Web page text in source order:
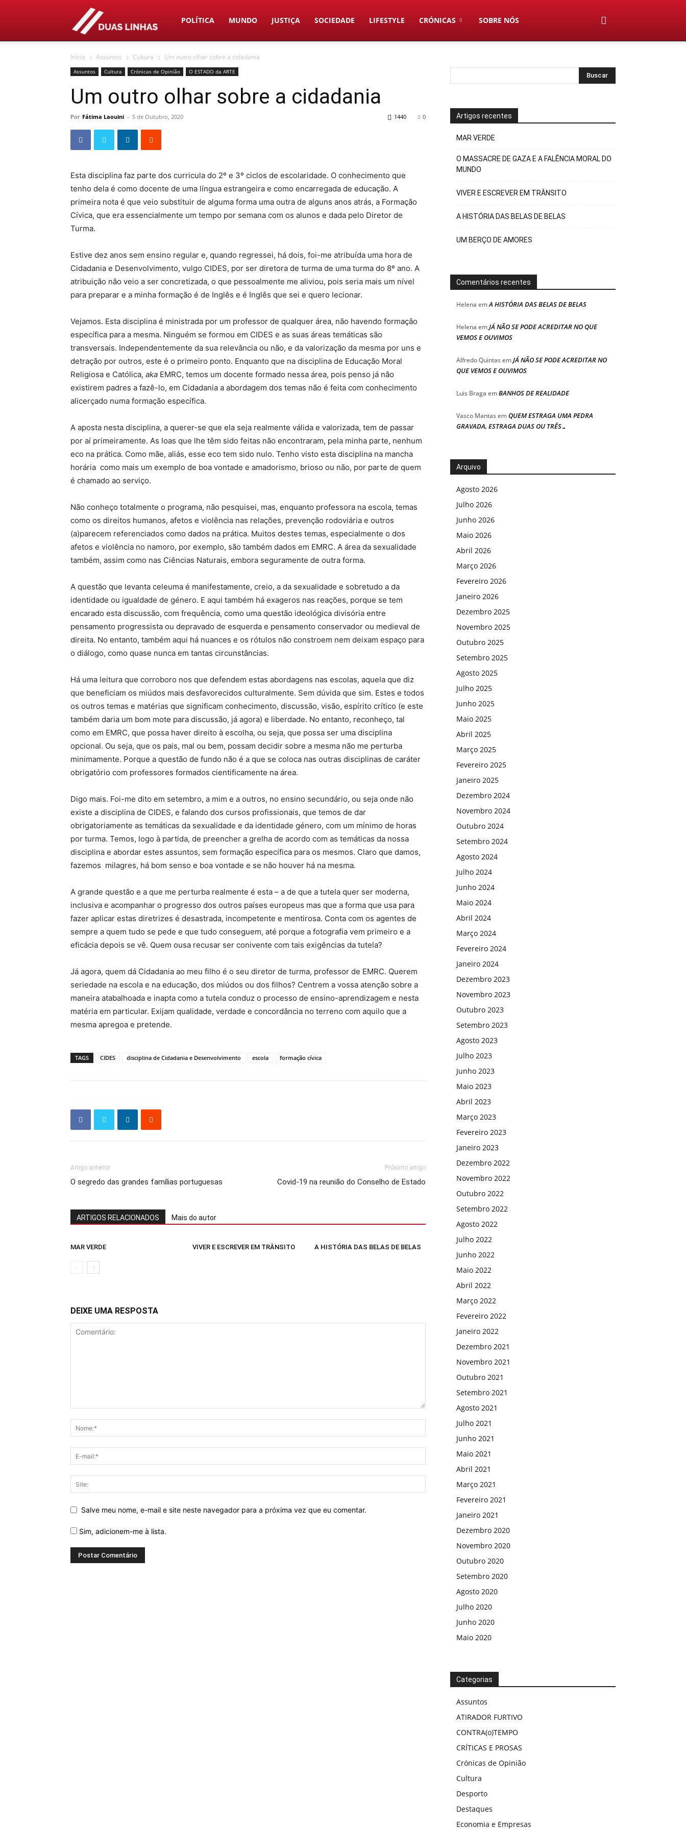
Duas
Linhas
POLÍTICA MUNDO JUSTIÇA SOCIEDADE LIFESTYLE CRÓNICAS SOBRE NÓS
Início Assuntos Cultura Um outro olhar sobre a cidadania
Assuntos Cultura Crónicas de Opinião O ESTADO da ARTE
Um outro olhar sobre a cidadania
Por Fátima Laouini - 5 de Outubro, 2020 0
1440
Esta disciplina faz parte dos curricula do 2º e 3º ciclos de escolaridade. O conhecimento que
tenho dela é como docente de uma língua estrangeira e como encarregada de educação. A
primeira nota é que veio substituir de alguma forma uma outra de alguns anos atrás, a Formação
Cívica, que era essencialmente um tempo por semana com os alunos e dada pelo Diretor de
Turma.
Estive dez anos sem ensino regular e, quando regressei, há dois, foi-me atribuída uma hora de
Cidadania e Desenvolvimento, vulgo CIDES, por ser diretora de turma de uma turma do 8º ano. A
atribuição não veio a ser concretizada, o que pessoalmente me aliviou, pois seria mais um nível
para preparar e a minha formação é de Inglês e é Inglês que sei e quero lecionar.
Vejamos. Esta disciplina é ministrada por um professor de qualquer área, não havendo formação
específica para a mesma. Ninguém se formou em CIDES e as suas áreas temáticas são
transversais. Independentemente da sua relevância ou não, e da valorização da mesma por uns e
detração por outros, este é o primeiro ponto. Enquanto que na disciplina de Educação Moral
Religiosa e Católica, aka EMRC, temos um docente formado nessa área, pois penso já não
existirem padres a fazê-lo, em Cidadania a abordagem dos temas não é feita com conhecimento
alicerçado numa formação específica.
A aposta nesta disciplina, a querer-se que ela seja realmente válida e valorizada, tem de passar
por aí primeiramente. As loas que lhe têm sido feitas não encontraram, pela minha parte, nenhum
eco na prática. Como mãe, aliás, esse eco tem sido nulo. Tenho visto esta disciplina na mancha
horária como mais um exemplo de boa vontade e amadorismo, brioso ou não, por parte de quem
é chamado ao serviço.
Não conheço totalmente o programa, não pesquisei, mas, enquanto professora na escola, temas
como os direitos humanos, afetos e violência nas relações, prevenção rodoviária e outros
(a)parecem referenciados como dados na prática. Muitos destes temas, especialmente o dos
afetos e violência no namoro, por exemplo, são também dados em EMRC. A área da sexualidade
também, assim como nas Ciências Naturais, embora seguramente de outra forma.
A questão que levanta celeuma é manifestamente, creio, a da sexualidade e sobretudo a da
identidade ou igualdade de género. E aqui também há exageros nas reações, porque se tem
encarado esta discussão, com frequência, como uma questão ideológica divisória entre
pensamento progressista ou depravado de esquerda e pensamento conservador ou medieval de
direita. No entanto, também aqui há nuances e os rótulos não constroem nem deixam espaço para
o diálogo, como quase nunca em tantas circunstâncias.
Há uma leitura que corroboro nos que defendem estas abordagens nas escolas, aquela que diz
que beneficiam os miúdos mais desfavorecidos culturalmente. Sem dúvida que sim. Estes e todos
os outros temas e matérias que significam conhecimento, discussão, visão, espírito crítico (e este
também daria um bom mote para discussão, já agora) e liberdade. No entanto, reconheço, tal
como em EMRC, que possa haver direito à escolha, ou seja, que possa ser uma disciplina
opcional. Ou seja, que os pais, mal ou bem, possam decidir sobre a mesma não me perturba
minimamente. Porque a questão de fundo não é a que se coloca nas outras disciplinas de caráter
obrigatório com professores formados cientificamente na área.
Digo mais. Foi-me dito em setembro, a mim e a outros, no ensino secundário, ou seja onde não
existe a disciplina de CIDES, e falando dos cursos profissionais, que temos de dar
obrigatoriamente as temáticas da sexualidade e da identidade género, com um mínimo de horas
por turma. Temos, logo à partida, de preencher a grelha de acordo com as temáticas da nossa
disciplina e abordar estes assuntos, sem formação específica para os mesmos. Claro que damos,
fazemos milagres, há bom senso e boa vontade e se não houver há na mesma.
A grande questão e a que me perturba realmente é esta – a de que a tutela quer ser moderna,
inclusiva e acompanhar o progresso dos outros países europeus mas que a forma que usa para
fazer aplicar estas diretrizes é desastrada, incompetente e mentirosa. Conta com os agentes de
sempre a quem tudo se pede e que tudo conseguem, até porque a fotografia vem primeiro e a
eficácia depois se vê. Quem ousa recusar ser conivente com tais exigências da tutela?
Já agora, quem dá Cidadania ao meu filho é o seu diretor de turma, professor de EMRC. Querem
seriedade na escola e na educação, dos miúdos ou dos filhos? Centrem a vossa atenção sobre a
maneira atabalhoada e inapta como a tutela conduz o processo de ensino-aprendizagem e nesta
matéria em particular. Exijam qualidade, verdade e concordância no terreno com aquilo que a
mesma apregoa e pretende.
TAGS CIDES disciplina de Cidadania e Desenvolvimento escola formação cívica
Artigo anterior
O segredo das grandes famílias portuguesas
Próximo artigo
Covid-19 na reunião do Conselho de Estado
ARTIGOS RELACIONADOS Mais do autor
MAR VERDE VIVER E ESCREVER EM TRÂNSITO A HISTÓRIA DAS BELAS DE BELAS
DEIXE UMA RESPOSTA
Salve meu nome, e-mail e site neste navegador para a próxima vez que eu comentar.
Sim, adicionem-me à lista.
Artigos recentes
MAR VERDE
O MASSACRE DE GAZA E A FALÊNCIA MORAL DO
MUNDO
VIVER E ESCREVER EM TRÂNSITO
A HISTÓRIA DAS BELAS DE BELAS
UM BERÇO DE AMORES
Comentários recentes
Helena emA HISTÓRIA DAS BELAS DE BELAS
Helena emJÁ NÃO SE PODE ACREDITAR NO QUE
VEMOS E OUVIMOS
Alfredo Quintas emJÁ NÃO SE PODE ACREDITAR NO
QUE VEMOS E OUVIMOS
Luis Braga emBANHOS DE REALIDADE
Vasco Mantas emQUEM ESTRAGA UMA PEDRA
GRAVADA, ESTRAGA DUAS OU TRÊS…
Arquivo
Agosto 2026
Julho 2026
Junho 2026
Maio 2026
Abril 2026
Março 2026
Fevereiro 2026
Janeiro 2026
Dezembro 2025
Novembro 2025
Outubro 2025
Setembro 2025
Agosto 2025
Julho 2025
Junho 2025
Maio 2025
Abril 2025
Março 2025
Fevereiro 2025
Janeiro 2025
Dezembro 2024
Novembro 2024
Outubro 2024
Setembro 2024
Agosto 2024
Julho 2024
Junho 2024
Maio 2024
Abril 2024
Março 2024
Fevereiro 2024
Janeiro 2024
Dezembro 2023
Novembro 2023
Outubro 2023
Setembro 2023
Agosto 2023
Julho 2023
Junho 2023
Maio 2023
Abril 2023
Março 2023
Fevereiro 2023
Janeiro 2023
Dezembro 2022
Novembro 2022
Outubro 2022
Setembro 2022
Agosto 2022
Julho 2022
Junho 2022
Maio 2022
Abril 2022
Março 2022
Fevereiro 2022
Janeiro 2022
Dezembro 2021
Novembro 2021
Outubro 2021
Setembro 2021
Agosto 2021
Julho 2021
Junho 2021
Maio 2021
Abril 2021
Março 2021
Fevereiro 2021
Janeiro 2021
Dezembro 2020
Novembro 2020
Outubro 2020
Setembro 2020
Agosto 2020
Julho 2020
Junho 2020
Maio 2020
Categorias
Assuntos
ATIRADOR FURTIVO
CONTRA(o)TEMPO
CRÍTICAS E PROSAS
Crónicas de Opinião
Cultura
Desporto
Destaques
Economia e Empresas